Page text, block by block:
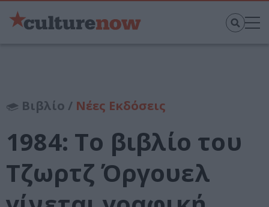
Βιβλίο / Νέες Εκδόσεις
1984: Το βιβλίο του
Τζωρτζ Όργουελ